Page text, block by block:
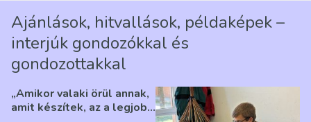
Ajánlások, hitvallások, példaképek –
interjúk gondozókkal és
gondozottakkal
„Amikor valaki örül annak,
amit készítek, az a legjobb